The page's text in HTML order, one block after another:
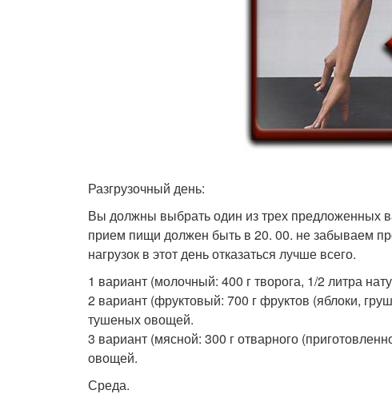
Разгрузочный день:
Вы должны выбрать один из трех предложенных
прием пищи должен быть в 20. 00. не забываем
нагрузок в этот день отказаться лучше всего.
1 вариант (молочный: 400 г творога, 1/2 литра
2 вариант (фруктовый: 700 г фруктов (яблоки,
тушеных овощей.
3 вариант (мясной: 300 г отварного
овощей.
Среда.